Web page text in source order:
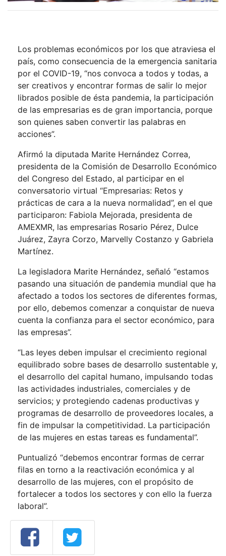
Los problemas económicos por los que atraviesa el
país, como consecuencia de la emergencia sanitaria
por el COVID-19, “nos convoca a todos y todas, a
ser creativos y encontrar formas de salir lo mejor
librados posible de ésta pandemia, la participación
de las empresarias es de gran importancia, porque
son quienes saben convertir las palabras en
acciones”.
Afirmó la diputada Marite Hernández Correa,
presidenta de la Comisión de Desarrollo Económico
del Congreso del Estado, al participar en el
conversatorio virtual “Empresarias: Retos y
prácticas de cara a la nueva normalidad”, en el que
participaron: Fabiola Mejorada, presidenta de
AMEXMR, las empresarias Rosario Pérez, Dulce
Juárez, Zayra Corzo, Marvelly Costanzo y Gabriela
Martínez.
La legisladora Marite Hernández, señaló “estamos
pasando una situación de pandemia mundial que ha
afectado a todos los sectores de diferentes formas,
por ello, debemos comenzar a conquistar de nueva
cuenta la confianza para el sector económico, para
las empresas”.
“Las leyes deben impulsar el crecimiento regional
equilibrado sobre bases de desarrollo sustentable y,
el desarrollo del capital humano, impulsando todas
las actividades industriales, comerciales y de
servicios; y protegiendo cadenas productivas y
programas de desarrollo de proveedores locales, a
fin de impulsar la competitividad. La participación
de las mujeres en estas tareas es fundamental”.
Puntualizó “debemos encontrar formas de cerrar
filas en torno a la reactivación económica y al
desarrollo de las mujeres, con el propósito de
fortalecer a todos los sectores y con ello la fuerza
laboral”.